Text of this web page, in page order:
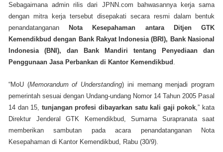
Sebagaimana admin rilis dari JPNN.com bahwasannya kerja sama
dengan mitra kerja tersebut disepakati secara resmi dalam bentuk
penandatangananNota Kesepahaman antara Ditjen GTK
Kemendikbud dengan Bank Rakyat Indonesia (BRI), Bank Nasional
Indonesia (BNI), dan Bank Mandiri tentang Penyediaan dan
Penggunaan Jasa Perbankan di Kantor Kemendikbud
“MoU (Memorandum of Understanding) ini memang menjadi program
pemerintah sesuai dengan Undang-undang Nomor 14 Tahun 2005 Pasal
14 dan 15, tunjangan profesi dibayarkan satu kali gaji pokok ,” kata
Direktur Jenderal GTK Kemendikbud, Sumarna Surapranata saat
memberikan sambutan pada acara penandatanganan Nota
Kesepahaman di Kantor Kemendikbud, Rabu (30/9).